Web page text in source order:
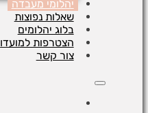
יהלומי מעבדה
שאלות נפוצות
בלוג יהלומים
הצטרפות
צור קשר